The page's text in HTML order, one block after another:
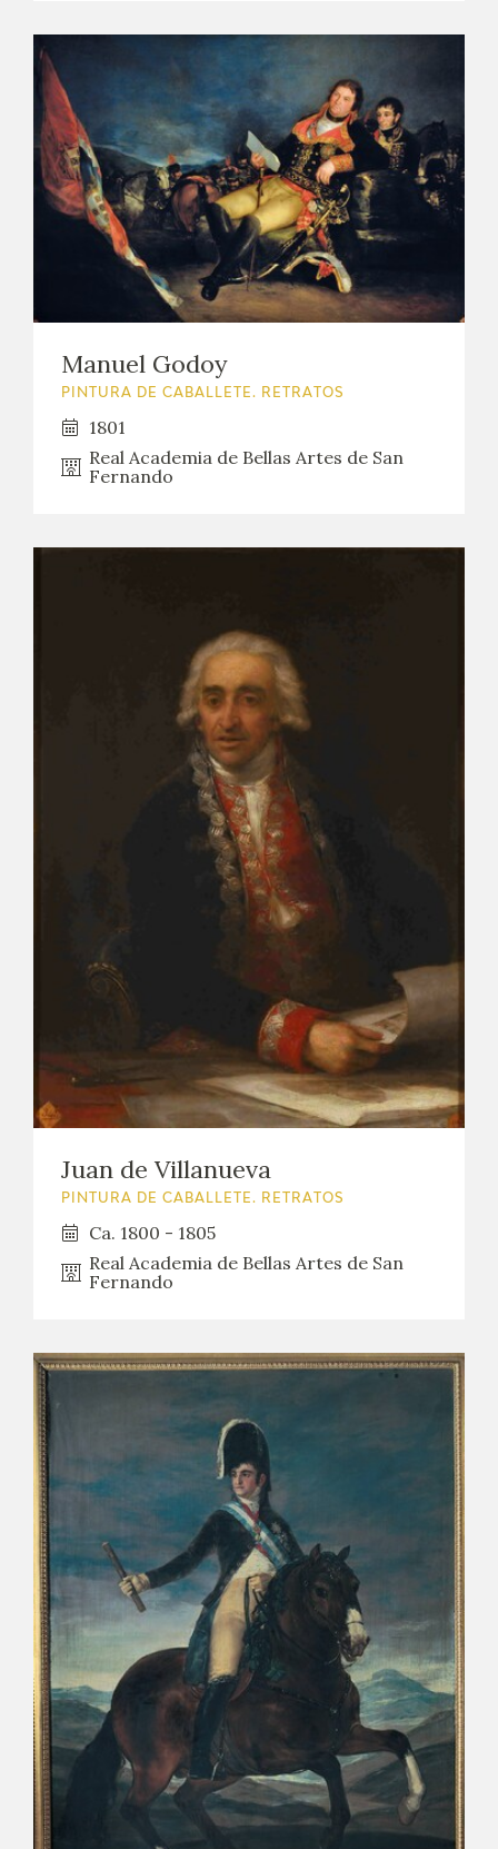
Manuel Godoy
PINTURA DE CABALLETE. RETRATOS
1801
Real Academia de Bellas Artes de San
Fernando
Juan de Villanueva
PINTURA DE CABALLETE. RETRATOS
Ca. 1800 - 1805
Real Academia de Bellas Artes de San
Fernando